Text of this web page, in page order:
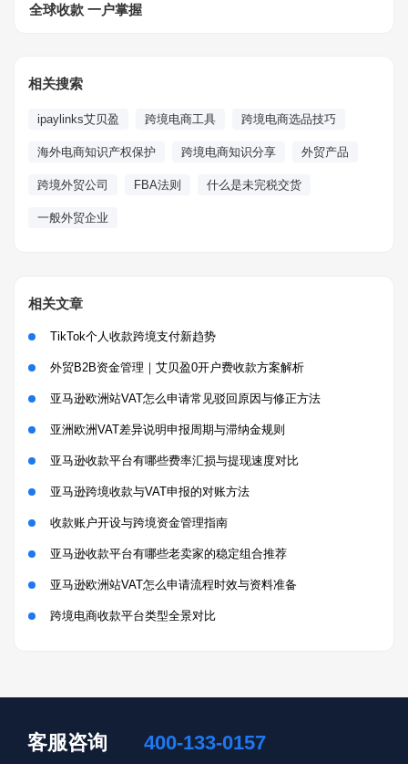
全球收款 一户掌握
相关搜索
ipaylinks艾贝盈 跨境电商工具 跨境电商选品技巧
海外电商知识产权保护 跨境电商知识分享 外贸产品
跨境外贸公司 FBA法则 什么是未完税交货
一般外贸企业
相关文章
TikTok个人收款跨境支付新趋势
外贸B2B资金管理｜艾贝盈0开户费收款方案解析
亚马逊欧洲站VAT怎么申请常见驳回原因与修正方法
亚洲欧洲VAT差异说明申报周期与滞纳金规则
亚马逊收款平台有哪些费率汇损与提现速度对比
亚马逊跨境收款与VAT申报的对账方法
收款账户开设与跨境资金管理指南
亚马逊收款平台有哪些老卖家的稳定组合推荐
亚马逊欧洲站VAT怎么申请流程时效与资料准备
跨境电商收款平台类型全景对比
客服咨询 400-133-0157